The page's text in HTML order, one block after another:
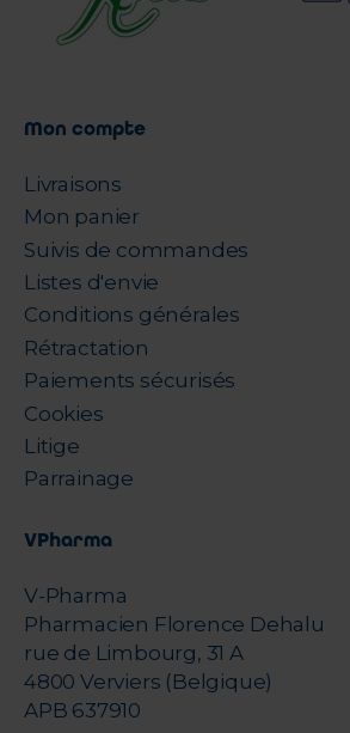
Mon compte
Livraisons
Mon panier
Suivis de commandes
Listes d'envie
Conditions générales
Rétractation
Paiements sécurisés
Cookies
Litige
Parrainage
VPharma
V-Pharma
Pharmacien Florence Dehalu
rue de Limbourg, 31 A
4800 Verviers (Belgique)
APB 637910